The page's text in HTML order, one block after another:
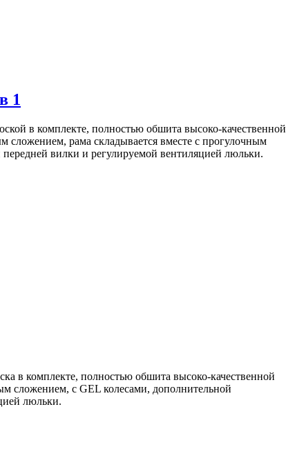
1
в комплекте, полностью обшита высоко-качественной
рама складывается вместе с прогулочным
вилки и регулируемой вентиляцией люльки.
в комплекте, полностью обшита высоко-качественной
сложением, с GEL колесами, дополнительной
люльки.